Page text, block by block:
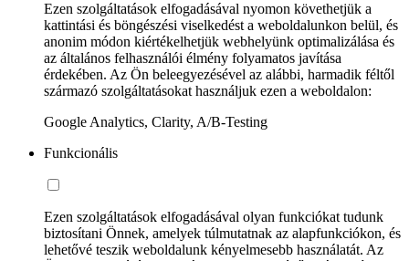
Ezen szolgáltatások elfogadásával nyomon követhetjük a
kattintási és böngészési viselkedést a weboldalunkon belül, és
anonim módon kiértékelhetjük webhelyünk optimalizálása és
az általános felhasználói élmény folyamatos javítása
érdekében. Az Ön beleegyezésével az alábbi, harmadik féltől
származó szolgáltatásokat használjuk ezen a weboldalon:
Google Analytics, Clarity, A/B-Testing
Funkcionális
Ezen szolgáltatások elfogadásával olyan funkciókat tudunk
biztosítani Önnek, amelyek túlmutatnak az alapfunkciókon, és
lehetővé teszik weboldalunk kényelmesebb használatát. Az